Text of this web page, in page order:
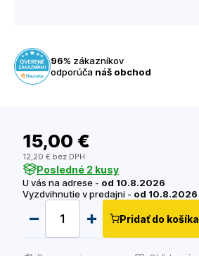
96% zákazníkov
odporúča náš obchod
15,00 €
12,20 € bez DPH
Posledné 2 kusy
U vás na adrese - od 10.8.2026
Vyzdvihnutie v predajni - od 10.8.2026
Pridať do košíka